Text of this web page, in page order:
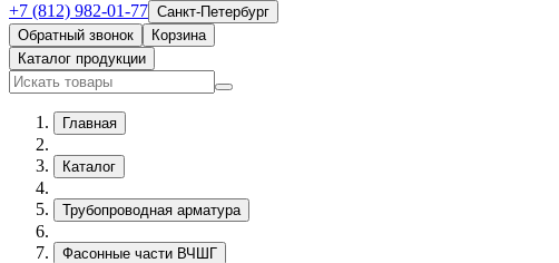
+7 (812) 982-01-77 Санкт-Петербург
Обратный звонок
Корзина
Каталог продукции
Главная
Каталог
Трубопроводная арматура
Фасонные части ВЧШГ